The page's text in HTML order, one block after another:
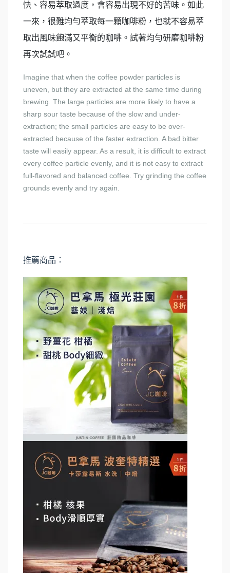
快、容易萃取過度，會容易出現不好的苦味。如此
一來，很難均勻萃取每一顆咖啡粉，也就不容易萃
取出風味飽滿又平衡的咖啡。試著均勻研磨咖啡粉
再次試試吧。
Imagine that when the coffee powder particles is
uneven, but they are extracted at the same time during
brewing. The large particles are more likely to have a
sharp sour taste because of the slow and under-
extraction; the small particles are easy to be over-
extracted because of the faster extraction. A bad bitter
taste will easily appear. As a result, it is difficult to extract
every coffee particle evenly, and it is not easy to extract
full-flavored and balanced coffee. Try grinding the coffee
grounds evenly and try again.
推薦商品：